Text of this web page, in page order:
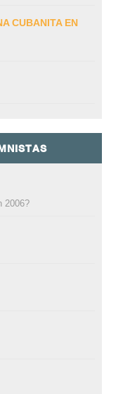
CUBANITA EN
2006?